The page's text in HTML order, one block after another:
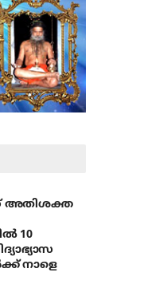
അതിശക്ത
10
നാളെ